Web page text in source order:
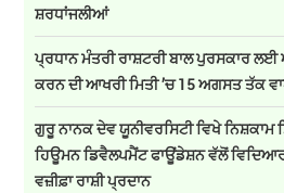
ਸ਼ਰਧਾਂਜਲੀਆਂ
ਪ੍ਰਧਾਨ ਮੰਤਰੀ ਰਾਸ਼ਟਰੀ ਬਾਲ ਪੁਰਸਕਾਰ
ਕਰਨ ਦੀ ਆਖਰੀ ਮਿਤੀ ’ਚ 15 ਅਗਸਤ ਤੱਕ
ਗੁਰੂ ਨਾਨਕ ਦੇਵ ਯੂਨੀਵਰਸਿਟੀ ਵਿਖੇ
ਹਿਊਮਨ ਡਿਵੈਲਪਮੈਂਟ ਫਾਊਂਡੇਸ਼ਨ ਵੱਲੋਂ
ਵਜ਼ੀਫ਼ਾ ਰਾਸ਼ੀ ਪ੍ਰਦਾਨ